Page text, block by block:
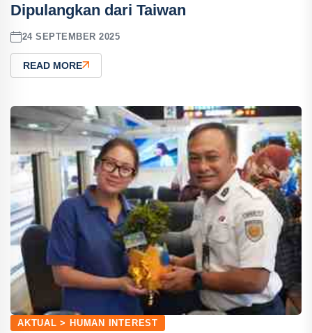
Dipulangkan dari Taiwan
24 SEPTEMBER 2025
READ MORE
AKTUAL > HUMAN INTEREST